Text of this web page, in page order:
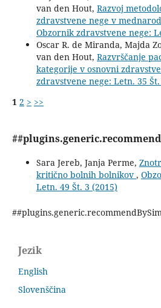
van den Hout, Razvoj
zdravstvene nege v
Obzornik zdravstvene nege:
Oscar R. de Miranda, Majda
van den Hout, Razvrščanje
kategorije v osnovni
zdravstvene nege: Letn. 35 Št.
1 2 > >>
Sara Jereb, Janja Perme,
kritično bolnih bolnikov ,
Letn. 49 Št. 3 (2015)
Jezik
English
Slovenščina